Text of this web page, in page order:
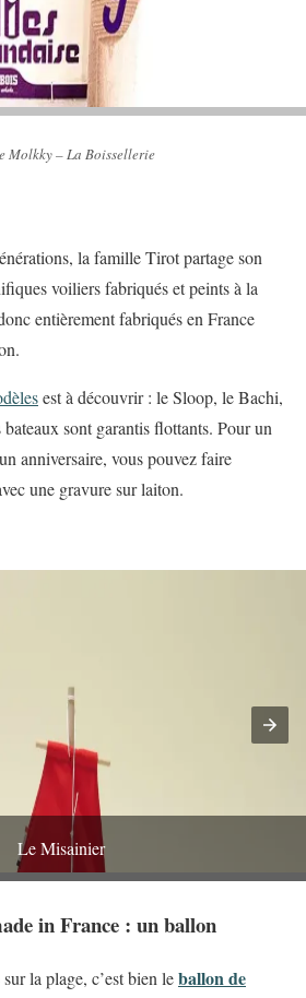
Molkky – La Boissellerie
la famille Tirot partage son
voiliers fabriqués et peints à la
entièrement fabriqués en France
est à découvrir : le Sloop, le Bachi,
sont garantis flottants. Pour un
anniversaire, vous pouvez faire
une gravure sur laiton.
Le Misainier
in France : un ballon
la plage, c’est bien leballon de